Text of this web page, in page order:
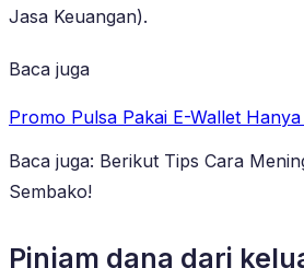
Jasa Keuangan).
Baca juga
Promo Pulsa Pakai E-Wallet
Baca juga: Berikut Tips Cara
Sembako!
Pinjam dana dari